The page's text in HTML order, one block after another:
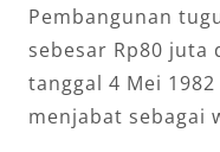
Pembangunan
sebesar Rp80 juta
tanggal 4 Mei
menjabat sebagai